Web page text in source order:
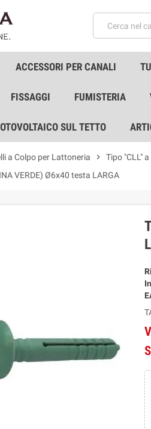
ACCESSORI PER CANALI
FISSAGGI FUMISTERIA
SUL TETTO
a Colpo per Lattoneria chevron_right
Tipo "CLL"
VERDE) Ø6x40 testa LARGA